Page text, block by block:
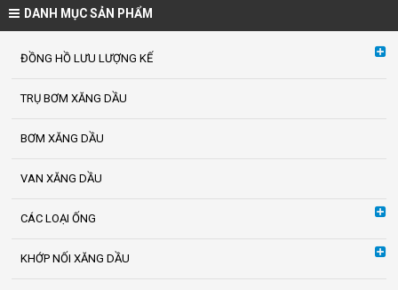
DANH MỤC SẢN PHẨM
ĐỒNG HỒ LƯU LƯỢNG KẾ
TRỤ BƠM XĂNG DẦU
BƠM XĂNG DẦU
VAN XĂNG DẦU
CÁC LOẠI ỐNG
KHỚP NỐI XĂNG DẦU